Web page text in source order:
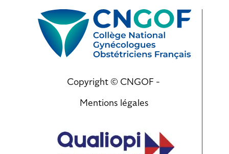
Copyright © CNGOF -
Mentions légales